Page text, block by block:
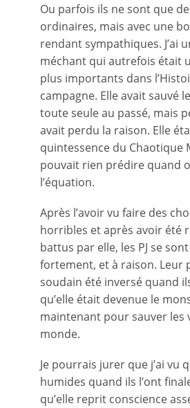
Ou parfois ils ne sont que
ordinaires, mais avec une
rendant sympathiques. J’ai
méchant qui autrefois était
plus importants dans
campagne. Elle avait sauvé
toute seule au passé, mais
avait perdu la raison. Elle
quintessence du Chaotique
pouvait rien prédire quand
l’équation.
Après l’avoir vu faire des
horribles et après avoir été
battus par elle, les PJ se
fortement, et à raison. Leur
soudain été inversé quand
qu’elle était devenue le
maintenant pour sauver les
monde.
Je pourrais jurer que j’ai vu
humides quand ils l’ont
qu’elle reprit conscience